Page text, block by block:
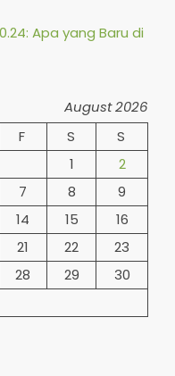
Apa yang Baru di
August 2026
F S
S
1
2
7 8
9
14 15
16
21 22
23
28 29
30